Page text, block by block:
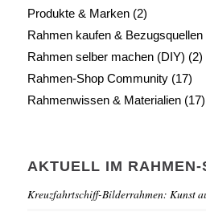
Produkte & Marken(2)
Rahmen kaufen & Bezugsquellen
Rahmen selber machen (DIY) (2)
Rahmen-Shop Community(17)
Rahmenwissen & Materialien(17)
AKTUELL IM RAHMEN-
Kreuzfahrtschiff-Bilderrahmen: Kunst